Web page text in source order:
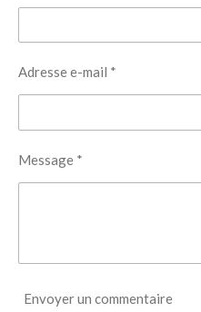
Adresse e-mail *
Message *
Envoyer un commentaire